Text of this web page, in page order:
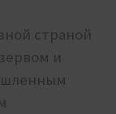
страной
и